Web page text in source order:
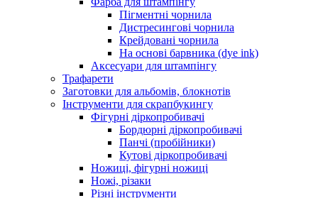
Пігментні чорнила
Дистресингові чорнила
Крейдовані чорнила
На основі барвника (dye ink)
Аксесуари для штампінгу
Трафарети
Заготовки для альбомів, блокнотів
Інструменти для скрапбукингу
Фігурні діркопробивачі
Бордюрні діркопробивачі
Панчі (пробійники)
Кутові діркопробивачі
Ножиці, фігурні ножиці
Ножі, різаки
Різні інструменти